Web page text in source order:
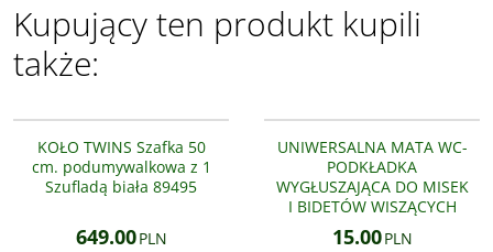
Kupujący ten produkt kupili
także:
KOŁO TWINS Szafka 50
cm. podumywalkowa z 1
Szufladą biała 89495
649.00PLN
UNIWERSALNA MATA WC-
PODKŁADKA
WYGŁUSZAJĄCA DO MISEK
I BIDETÓW WISZĄCYCH
15.00PLN